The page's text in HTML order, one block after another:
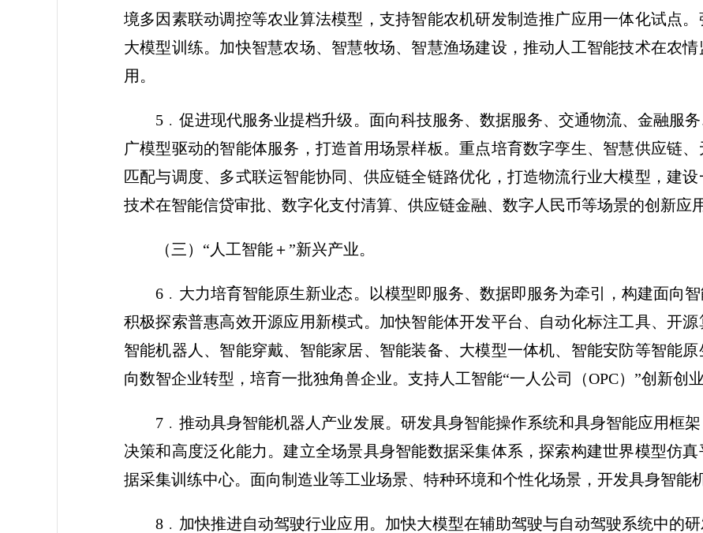
境多因素联动调控等农业算法模型，支持智能农机研发制造推广应用一体化试点
大模型训练。加快智慧农场、智慧牧场、智慧渔场建设，推动人工智能技术在农
用。
5﹒促进现代服务业提档升级。面向科技服务、数据服务、交通物流、金融服
广模型驱动的智能体服务，打造首用场景样板。重点培育数字孪生、智慧供应链
匹配与调度、多式联运智能协同、供应链全链路优化，打造物流行业大模型，建
技术在智能信贷审批、数字化支付清算、供应链金融、数字人民币等场景的创新应用
（三）“人工智能＋”新兴产业。
6﹒大力培育智能原生新业态。以模型即服务、数据即服务为牵引，构建面向
积极探索普惠高效开源应用新模式。加快智能体开发平台、自动化标注工具、开
智能机器人、智能穿戴、智能家居、智能装备、大模型一体机、智能安防等智能
向数智企业转型，培育一批独角兽企业。支持人工智能“一人公司（OPC）”创新创业
7﹒推动具身智能机器人产业发展。研发具身智能操作系统和具身智能应用框
决策和高度泛化能力。建立全场景具身智能数据采集体系，探索构建世界模型仿
据采集训练中心。面向制造业等工业场景、特种环境和个性化场景，开发具身智能
8﹒加快推进自动驾驶行业应用。加快大模型在辅助驾驶与自动驾驶系统中的